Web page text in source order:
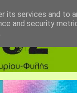
its services and to
and security